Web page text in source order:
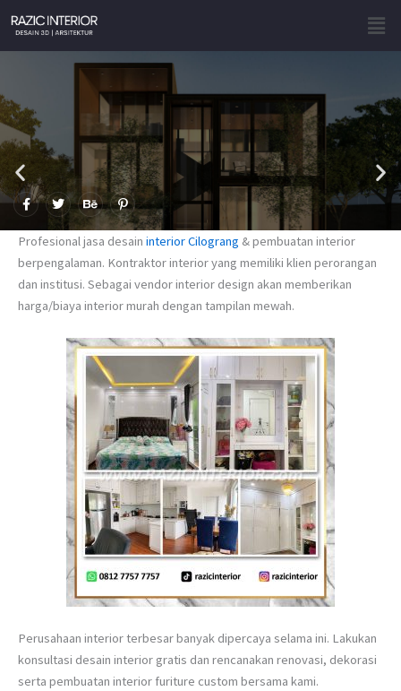
content
F
a
e
b
o
k
f
T
w
t
t
e
r
B
e
h
a
n
c
P
i
n
t
e
r
s
-
Profesional jasa desain interior Cilograng & pembuatan interior
berpengalaman. Kontraktor interior yang memiliki klien perorangan
dan institusi. Sebagai vendor interior design akan memberikan
harga/biaya interior murah dengan tampilan mewah.
Perusahaan interior terbesar banyak dipercaya selama ini. Lakukan
konsultasi desain interior gratis dan rencanakan renovasi, dekorasi
serta pembuatan interior furiture custom bersama kami.